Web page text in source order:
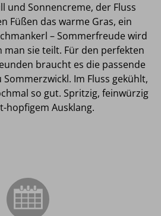
und Sonnencreme, der Fluss
Füßen das warme Gras, ein
– Sommerfreude wird
man sie teilt. Für den perfekten
braucht es die passende
Im Fluss gekühlt,
so gut. Spritzig, feinwürzig
hopfigem Ausklang.